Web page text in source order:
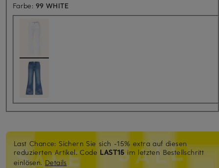
Farbe:99 WHITE
Last Chance: Sichern Sie sich -15% extra auf diesen
reduzierten Artikel. Code LAST15im letzten Bestellschritt
einlösen.Details